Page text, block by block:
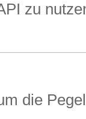
zu
die